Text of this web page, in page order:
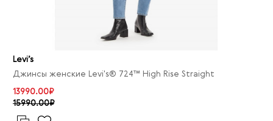
Levi’s
Джинсы женские Levi's® 724™ High Rise Straight
13990.00₽
15990.00₽